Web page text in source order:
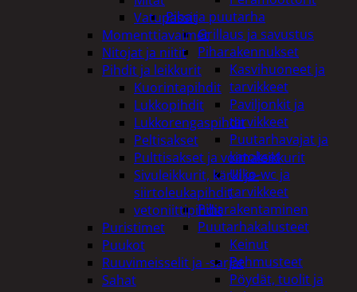
Piha ja puutarha
Grillaus ja savustus
Piharakennukset
Kasvihuoneet ja
tarvikkeet
Paviljonkit ja
tarvikkeet
Puutarhavajat ja
katokset
Ulko-wc ja
tarvikkeet
Piharakentaminen
Puutarhakalusteet
Keinut
Pehmusteet
Pöydät, tuolit ja
Vatupassit
Momenttiavaimet
Nitojat ja niitit
Pihdit ja leikkurit
Kuorintapihdit
Lukkopihdit
Lukkorengaspihdit
Peltisakset
Pulttisakset ja voimaleikkurit
Sivuleikkurit, kärki ja-
siirtoleukapihdit
vetoniittipihdit
Puristimet
Puukot
Ruuvimeisselit ja -sarjat
Sahat